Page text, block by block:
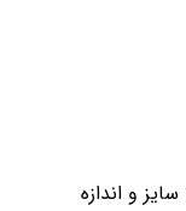
و اندازه